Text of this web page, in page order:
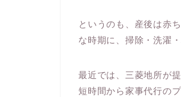
というのも、産後は赤
な時期に、掃除・洗濯
最近では、三菱地所が
短時間から家事代行の